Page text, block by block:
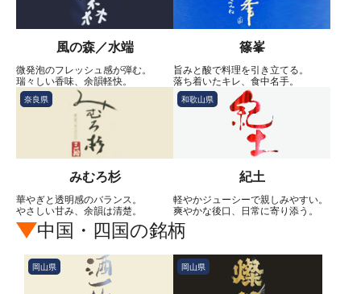
風の森／水端
微発泡のフレッシュ感が弾む。
瑞々しい香味、余韻軽快。
篠峯
旨みと酸で料理を引き立てる。
落ち着いたキレ、食中名手。
奈良県
みむろ杉
華やぎと透明感のバランス。
やさしい甘み、余韻は清楚。
和歌山県
紀土
軽やかジューシーで親しみやすい。
爽やかな後口、日常に寄り添う。
中国・四国の銘柄
岡山県 岡山県